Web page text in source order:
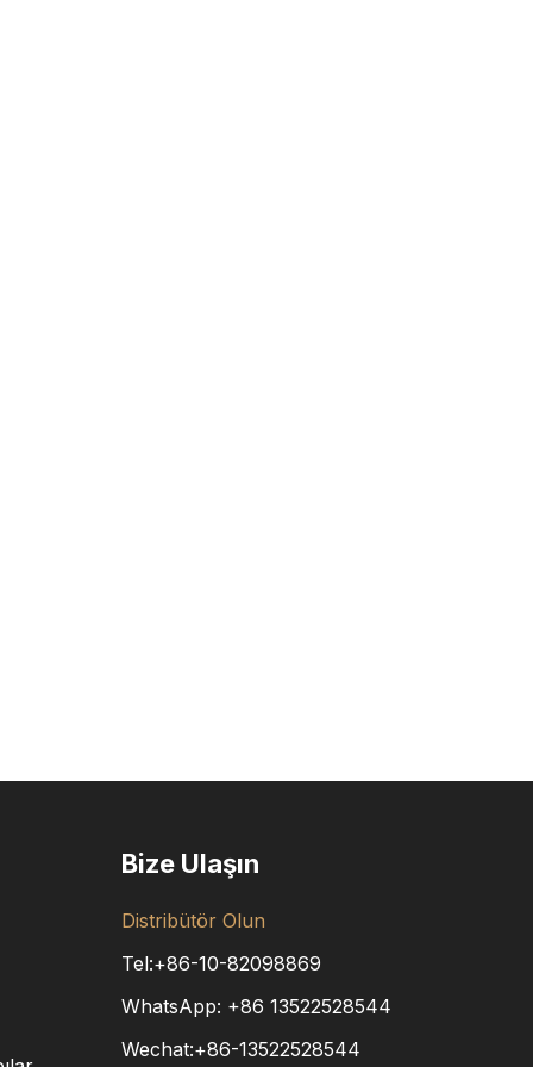
Bize Ulaşın
Distribütör Olun
Tel:+86-10-82098869
WhatsApp: +86 13522528544
Wechat:+86-13522528544